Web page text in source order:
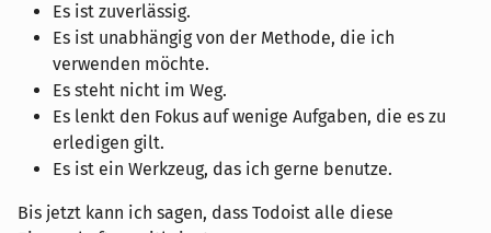
Es ist zuverlässig.
Es ist unabhängig von der Methode, die ich
verwenden möchte.
Es steht nicht im Weg.
Es lenkt den Fokus auf wenige Aufgaben, die es zu
erledigen gilt.
Es ist ein Werkzeug, das ich gerne benutze.
Bis jetzt kann ich sagen, dass Todoist alle diese